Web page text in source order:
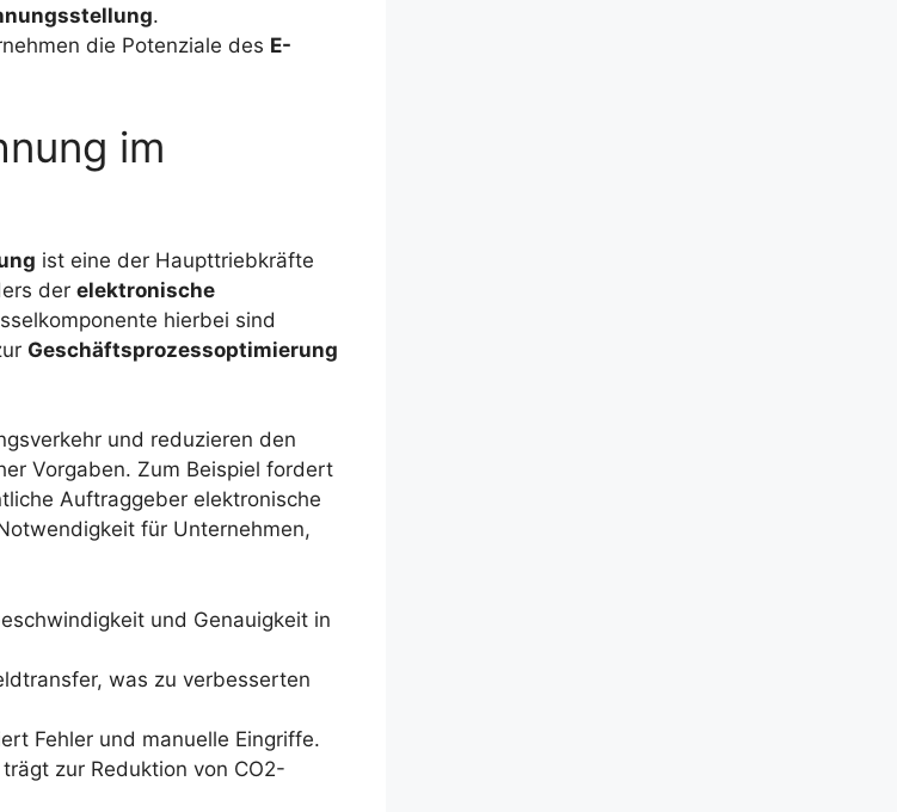
.
die Potenziale des E-
im
ist eine der Haupttriebkräfte
der elektronische
hierbei sind
Geschäftsprozessoptimierung
und reduzieren den
Vorgaben. Zum Beispiel fordert
Auftraggeber elektronische
für Unternehmen,
und Genauigkeit in
was zu verbesserten
Fehler und manuelle Eingriffe.
zur Reduktion von CO2-